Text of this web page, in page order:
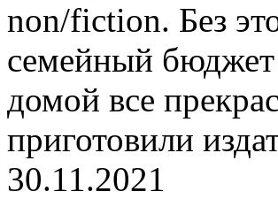
non/fiction. Без
семейный бюджет
домой все
приготовили
30.11.2021